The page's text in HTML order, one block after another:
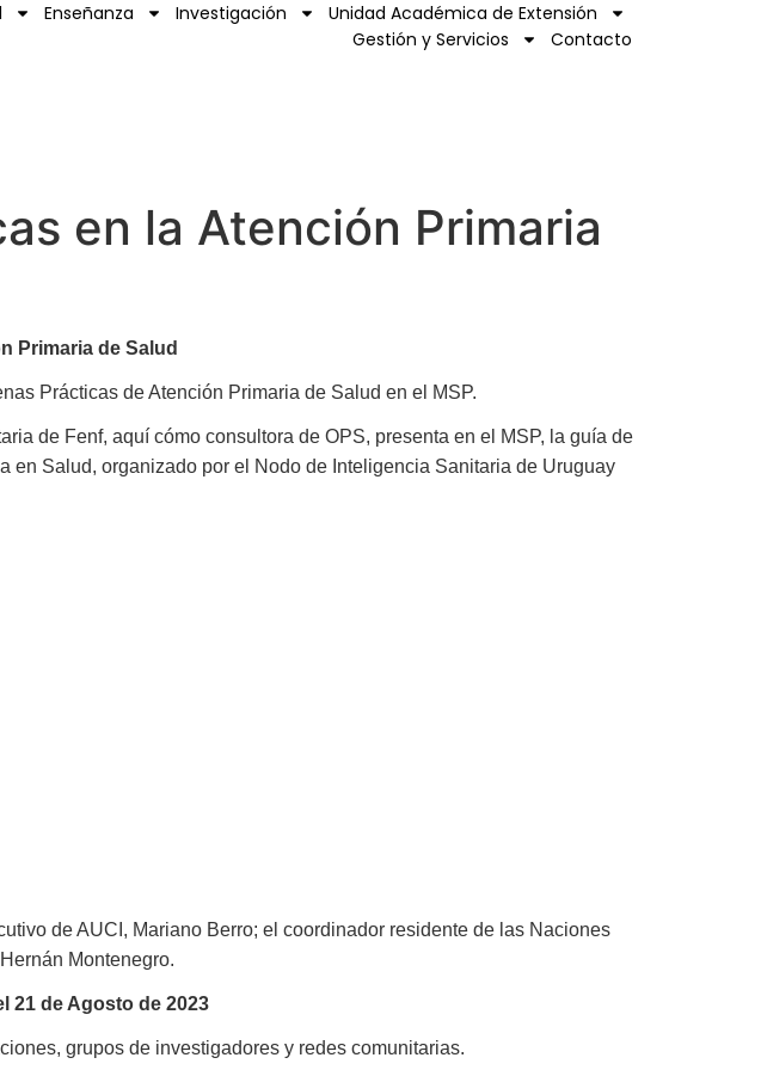
Enseñanza Investigación
Unidad Académica de Extensión
Gestión y Servicios
Contacto
en la Atención Primaria
Primaria de Salud
Prácticas de Atención Primaria de Salud en el MSP.
de Fenf, aquí cómo consultora de OPS, presenta en el MSP, la guía de
Salud, organizado por el Nodo de Inteligencia Sanitaria de Uruguay
de AUCI, Mariano Berro; el coordinador residente de las Naciones
Montenegro.
21 de Agosto de 2023
grupos de investigadores y redes comunitarias.